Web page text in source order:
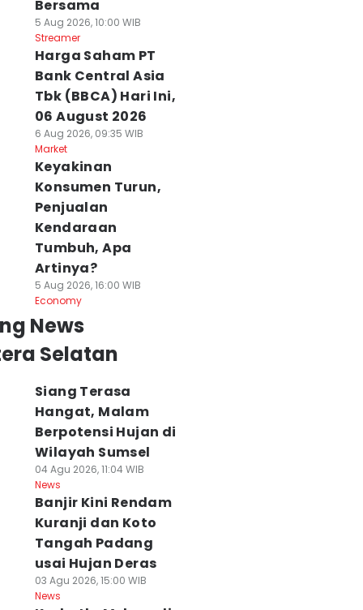
Bersama
5 Aug 2026, 10:00 WIB
Streamer
Harga Saham PT
Bank Central Asia
Tbk (BBCA) Hari Ini,
06 August 2026
6 Aug 2026, 09:35 WIB
Market
Keyakinan
Konsumen Turun,
Penjualan
Kendaraan
Tumbuh, Apa
Artinya?
5 Aug 2026, 16:00 WIB
Economy
News
Selatan
Siang Terasa
Hangat, Malam
Berpotensi Hujan di
Wilayah Sumsel
04 Agu 2026, 11:04 WIB
News
Banjir Kini Rendam
Kuranji dan Koto
Tangah Padang
usai Hujan Deras
03 Agu 2026, 15:00 WIB
News